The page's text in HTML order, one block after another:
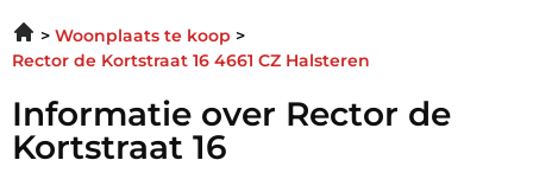
Woonplaats te koop
Rector de Kortstraat 16 4661 CZ Halsteren
Informatie over Rector de
Kortstraat 16